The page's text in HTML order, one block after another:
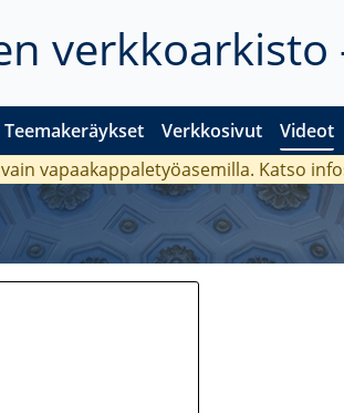
verkkoarkisto
Teemakeräykset Verkkosivut Videot
vapaakappaletyöasemilla. Katso